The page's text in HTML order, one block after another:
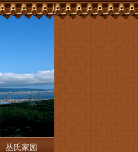
丛氏家园